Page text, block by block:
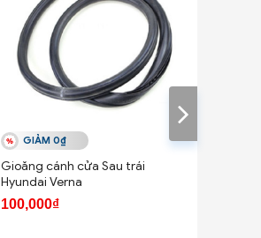
GIẢM 0₫
Gioăng cánh cửa Sau trái
Hyundai Verna
100,000₫